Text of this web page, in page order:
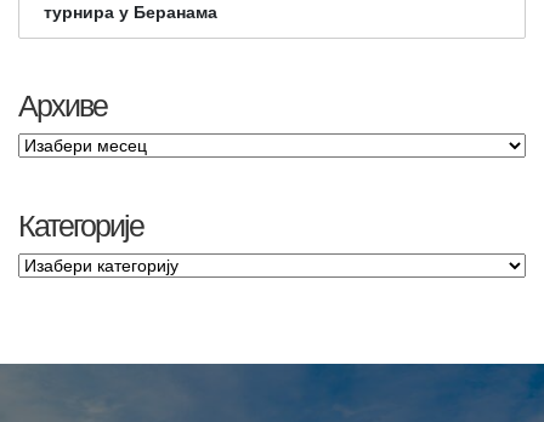
турнира у Беранама
Архиве
Категорије